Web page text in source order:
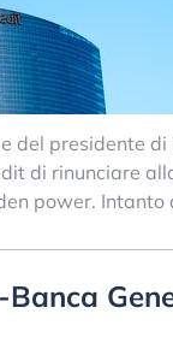
del presidente di
di rinunciare
power. Intanto